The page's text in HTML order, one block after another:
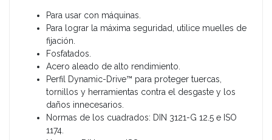
Para usar con máquinas.
Para lograr la máxima seguridad, utilice muelles de
fijación.
Fosfatados.
Acero aleado de alto rendimiento.
Perfil Dynamic-Drive™ para proteger tuercas,
tornillos y herramientas contra el desgaste y los
daños innecesarios.
Normas de los cuadrados: DIN 3121-G 12.5 e ISO
1174.